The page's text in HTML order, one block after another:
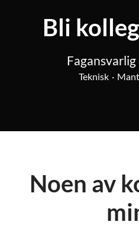
Bli
Teknisk ·
Noen av